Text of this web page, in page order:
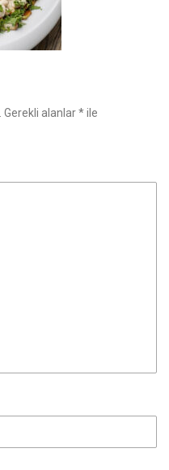
Gerekli alanlar*ile